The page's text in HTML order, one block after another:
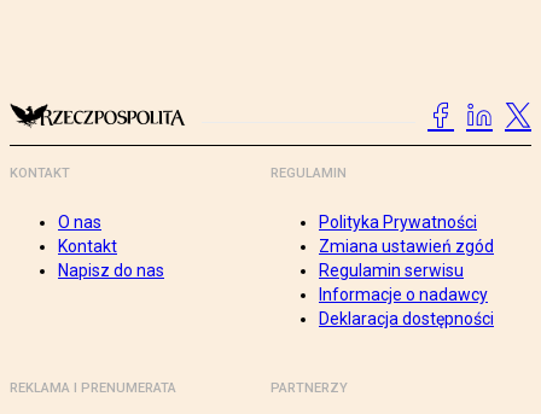
KONTAKT
O nas
Kontakt
Napisz do nas
REGULAMIN
Polityka Prywatności
Zmiana ustawień zgód
Regulamin serwisu
Informacje o nadawcy
Deklaracja dostępności
REKLAMA I PRENUMERATA PARTNERZY